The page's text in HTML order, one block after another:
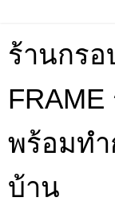
ร้านกรอ
พร้อมทำ
บ้าน